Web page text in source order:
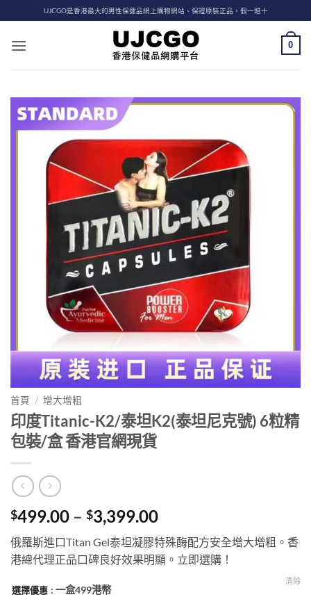
to
content
UJCGO是香港最大的男性保健品網上購物網站、保證原裝正品，假一賠十
0
首頁 / 增大增粗
印度Titanic-K2/泰坦K2(泰坦尼克號) 6粒精
包裝/盒 香港官網現貨
$499.00 – $3,399.00Price
range:
$499.00
through
俄羅斯進口Titan Gel泰坦凝膠特殊酶配方安全增大增粗。香
港總代理正品口碑良好效果明顯。立即選購！
選擇優惠 : 一盒499港幣
清除